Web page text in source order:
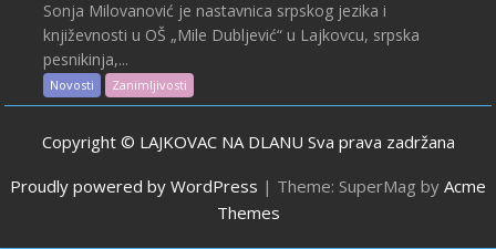
Sonja Milovanović je nastavnica srpskog jezika i
književnosti u OŠ „Mile Dubljević“ u Lajkovcu, srpska
pesnikinja,...
Novosti Zanimljivosti
Copyright © LAJKOVAC NA DLANU Sva prava zadržana
Proudly powered by WordPress | Theme: SuperMag by Acme
Themes